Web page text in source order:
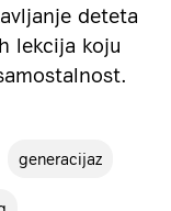
deteta
lekcija koju
generacijaz